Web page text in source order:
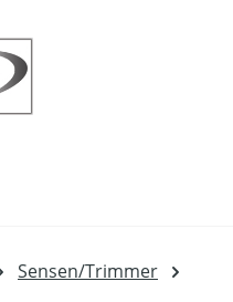
Sensen/Trimmer